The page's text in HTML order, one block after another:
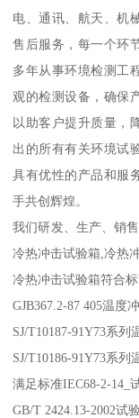
电、通讯、航天、机
售后服务，每一个环
多年从事环境检测工
观的检测设备，确保
以助客户提升质量，
出的所有有关环境试
具有优性的产品和服
手共创辉煌。
我们研发、生产、销
冷热冲击试验箱,冷热
冷热冲击试验箱符合
GJB367.2-87 405温度
SJ/T10187-91Y73系
SJ/T10186-91Y73系
满足标准IEC68-2-14_
GB/T 2424.13-2002试